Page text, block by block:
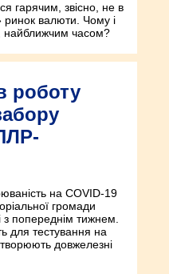
гарячим, звісно, не в
ринок валюти. Чому і
найближчим часом?
роботу
на COVID-19
громади
з попереднім тижнем.
для тестування на
довжелезні